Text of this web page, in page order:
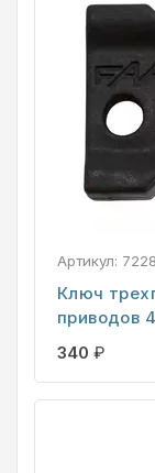
Артикул: 7228
Ключ
приводов
340 ₽